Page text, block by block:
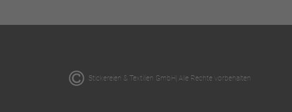
Stickereien & Textilien GmbH| Alle Rechte vorbehalten